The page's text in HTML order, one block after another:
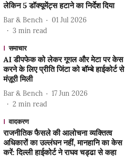
लेकिन 5 डॉक्यूमेंट्स हटाने का निर्देश दिया
Bar & Bench
01 Jul 2026
3 min read
समाचार
AI डीपफेक को लेकर गूगल और मेटा पर केस
करने के लिए प्रीति जिंटा को बॉम्बे हाईकोर्ट से
मंज़ूरी मिली
Bar & Bench
17 Jun 2026
2 min read
वादकरण
राजनीतिक फैसले की आलोचना व्यक्तित्व
अधिकारों का उल्लंघन नहीं, मानहानि का केस
करें: दिल्ली हाईकोर्ट ने राघव चड्ढा से कहा